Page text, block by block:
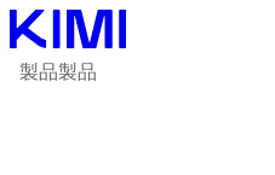
製品製品